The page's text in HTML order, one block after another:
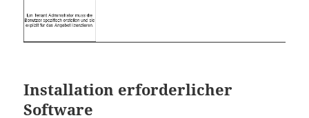
Installation erforderlicher
Software